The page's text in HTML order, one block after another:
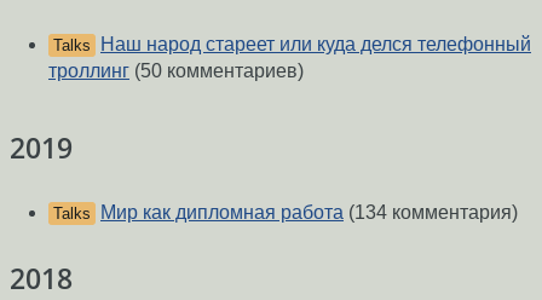
Talks
Наш народ стареет или куда делся телефонный
троллинг (50 комментариев)
2019
Talks Мир как дипломная работа (134 комментария)
2018